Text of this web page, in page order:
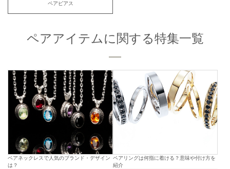
ペアピアス
ペアアイテムに関する特集一覧
ペアネックレスで人気のブランド・デザイン
は？
ペアリングは何指に着ける？意味や付け方を
紹介